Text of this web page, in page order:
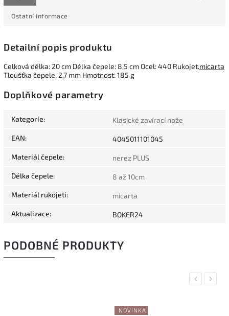
Ostatní informace
Detailní popis produktu
Celková délka: 20 cm Délka čepele: 8,5 cm Ocel: 440 Rukojet.micarta
Tloušťka čepele. 2,7 mm Hmotnost: 185 g
Doplňkové parametry
Kategorie: Klasické zavírací nože
EAN: 4045011101045
Materiál čepele: nerez PLUS
Délka čepele: 8 až 10cm
Materiál rukojeti: micarta
Aktualizace: BOKER24
PODOBNÉ PRODUKTY
Previous
NOVINKA
Next